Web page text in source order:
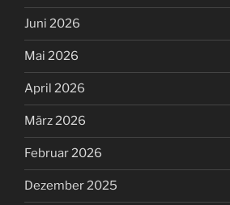
Juni 2026
Mai 2026
April 2026
März 2026
Februar 2026
Dezember 2025